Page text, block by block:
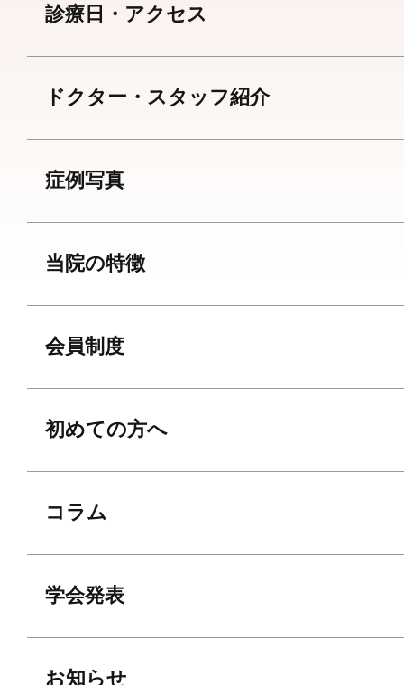
診療日・アクセス
ドクター・スタッフ紹介
症例写真
当院の特徴
会員制度
初めての方へ
コラム
学会発表
お知らせ